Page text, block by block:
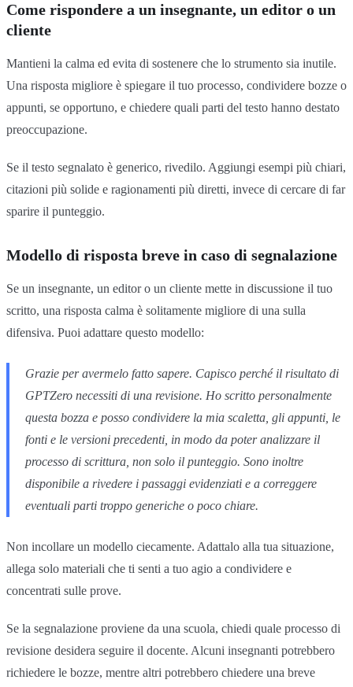
Come rispondere a un insegnante, un editor o un
cliente
Mantieni la calma ed evita di sostenere che lo strumento sia inutile.
Una risposta migliore è spiegare il tuo processo, condividere bozze o
appunti, se opportuno, e chiedere quali parti del testo hanno destato
preoccupazione.
Se il testo segnalato è generico, rivedilo. Aggiungi esempi più chiari,
citazioni più solide e ragionamenti più diretti, invece di cercare di far
sparire il punteggio.
Modello di risposta breve in caso di segnalazione
Se un insegnante, un editor o un cliente mette in discussione il tuo
scritto, una risposta calma è solitamente migliore di una sulla
difensiva. Puoi adattare questo modello:
Grazie per avermelo fatto sapere. Capisco perché il risultato di
GPTZero necessiti di una revisione. Ho scritto personalmente
questa bozza e posso condividere la mia scaletta, gli appunti, le
fonti e le versioni precedenti, in modo da poter analizzare il
processo di scrittura, non solo il punteggio. Sono inoltre
disponibile a rivedere i passaggi evidenziati e a correggere
eventuali parti troppo generiche o poco chiare.
Non incollare un modello ciecamente. Adattalo alla tua situazione,
allega solo materiali che ti senti a tuo agio a condividere e
concentrati sulle prove.
Se la segnalazione proviene da una scuola, chiedi quale processo di
revisione desidera seguire il docente. Alcuni insegnanti potrebbero
richiedere le bozze, mentre altri potrebbero chiedere una breve